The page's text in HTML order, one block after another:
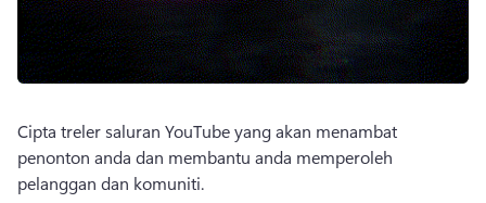
Cipta treler saluran YouTube yang akan menambat
penonton anda dan membantu anda memperoleh
pelanggan dan komuniti.